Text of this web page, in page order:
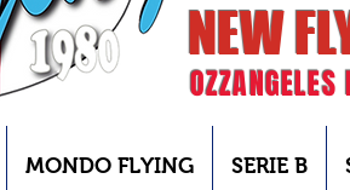
NEW
MONDO FLYING SERIE B